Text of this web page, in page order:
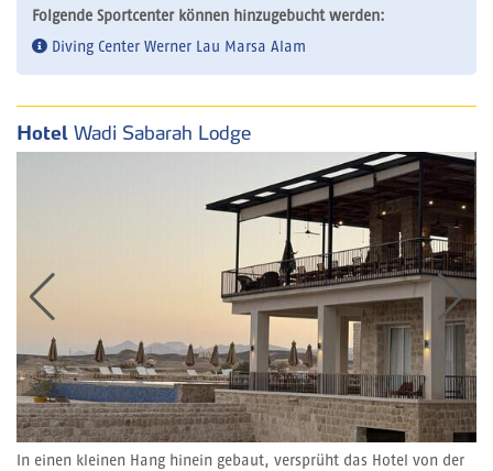
Folgende Sportcenter können hinzugebucht werden:
Diving Center Werner Lau Marsa Alam
Hotel Wadi Sabarah Lodge
In einen kleinen Hang hinein gebaut, versprüht das Hotel von der